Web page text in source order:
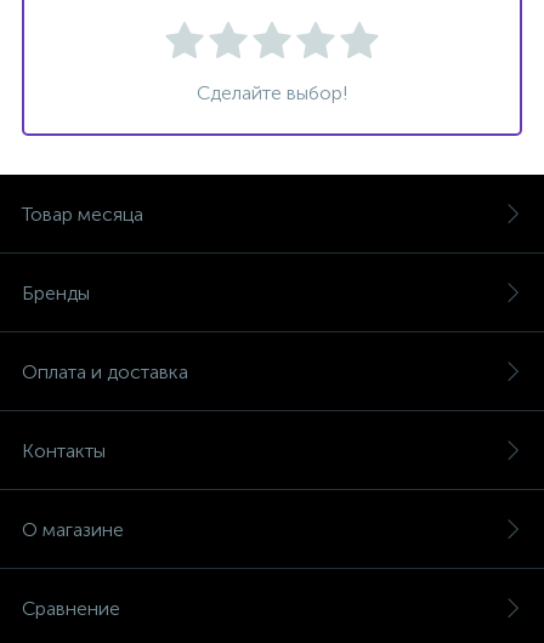
Сделайте выбор!
Товар месяца
Бренды
Оплата и доставка
Контакты
О магазине
Сравнение